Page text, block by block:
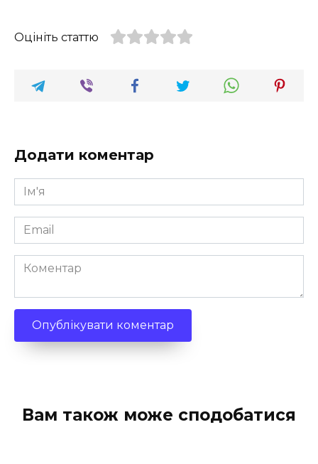
Оцініть статтю
Додати коментар
Ім'я
*
Email
*
Коментар
Вам також може сподобатися